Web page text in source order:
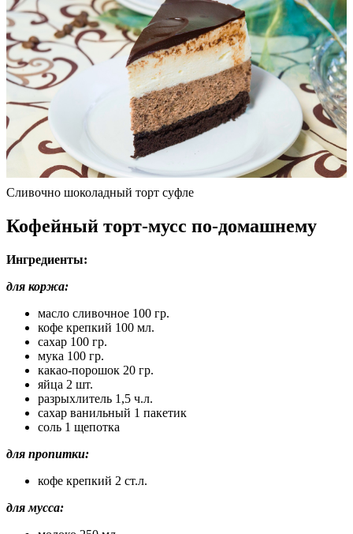
Сливочно шоколадный торт суфле
Кофейный торт-мусс по-домашнему
Ингредиенты:
для коржа:
масло сливочное 100 гр.
кофе крепкий 100 мл.
сахар 100 гр.
мука 100 гр.
какао-порошок 20 гр.
яйца 2 шт.
разрыхлитель 1,5 ч.л.
сахар ванильный 1 пакетик
соль 1 щепотка
для пропитки:
кофе крепкий 2 ст.л.
для мусса: